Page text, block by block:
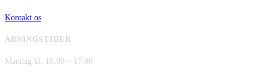
Kontakt os
ÅBNINGSTIDER
Mandag kl. 10.00 – 17.00